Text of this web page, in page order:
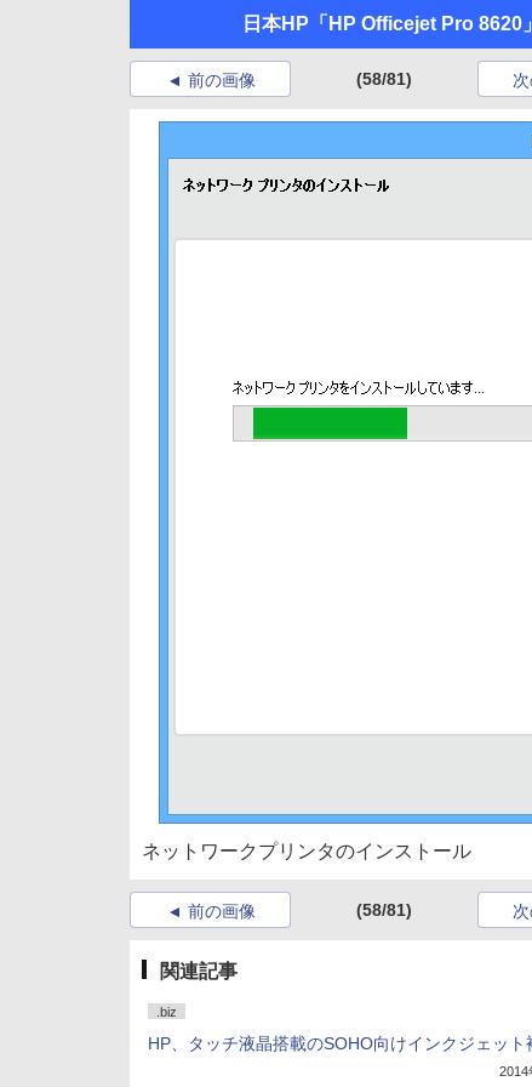
日本HP「HP Officejet Pro 8620」
前の画像 (58/81)
ネットワークプリンタのインストール
前の画像 (58/81)
関連記事
.biz
HP、タッチ液晶搭載のSOHO向けインクジェット
2014